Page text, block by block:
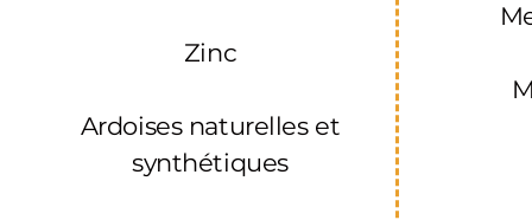
Zinc​
Ardoisesnaturelles et
synthétiques